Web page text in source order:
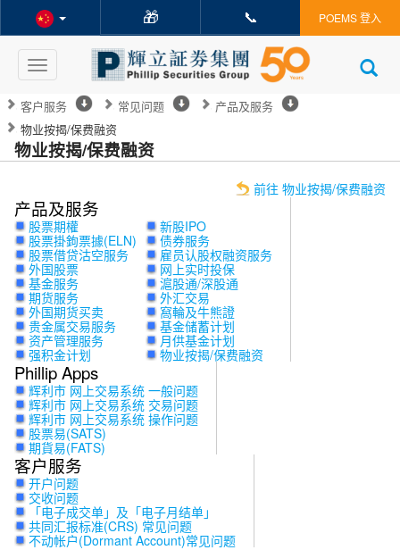
🎁 📞 POEMS 登入
Toggle
navigation
客户服务 常见问题
产品及服务
物业按揭/保费融资
物业按揭/保费融资
前往 物业按揭/保费融资
产品及服务
股票期權
股票掛鉤票據(ELN)
股票借贷沽空服务
外国股票
基金服务
期货服务
外国期货买卖
贵金属交易服务
资产管理服务
强积金计划
新股IPO
债券服务
雇员认股权融资服务
网上实时投保
滬股通/深股通
外汇交易
窩輪及牛熊證
基金储蓄计划
月供基金计划
物业按揭/保费融资
Phillip Apps
辉利市 网上交易系统 一般问题
辉利市 网上交易系统 交易问题
辉利市 网上交易系统 操作问题
股票易(SATS)
期貨易(FATS)
客户服务
开户问题
交收问题
「电子成交单」及「电子月结单」
共同汇报标准(CRS) 常见问题
不动帐户(Dormant Account)常见问题